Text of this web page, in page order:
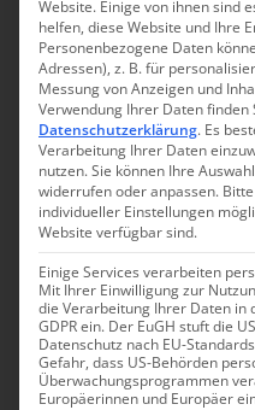
Anstehend
Datum
wählen.
September 2026
Mi.
2
Website. Einige von ihnen sind
helfen, diese Website und Ihre
Personenbezogene Daten
Adressen), z. B. für
Messung von Anzeigen und
Verwendung Ihrer Daten finden
Datenschutzerklärung. Es
Verarbeitung Ihrer Daten
nutzen.Sie können Ihre
widerrufen oder anpassen.
individueller Einstellungen
Website verfügbar sind.
Einige Services verarbeiten
Mit Ihrer Einwilligung zur
die Verarbeitung Ihrer Daten in
GDPR ein. Der EuGH stuft die
Datenschutz nach EU-
Gefahr, dass US-Behörden
Überwachungsprogrammen
Europäerinnen und Europäer